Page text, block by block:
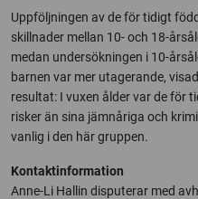
Uppföljningen av de för tidigt
skillnader mellan 10- och 18-
medan undersökningen i 10-
barnen var mer utagerande,
resultat: I vuxen ålder var de för
risker än sina jämnåriga och
vanlig i den här gruppen.
Kontaktinformation
Anne-Li Hallin disputerar med